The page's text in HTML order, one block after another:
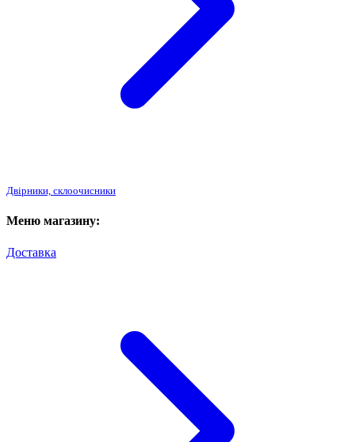
Двірники, склоочисники
Меню магазину:
Доставка